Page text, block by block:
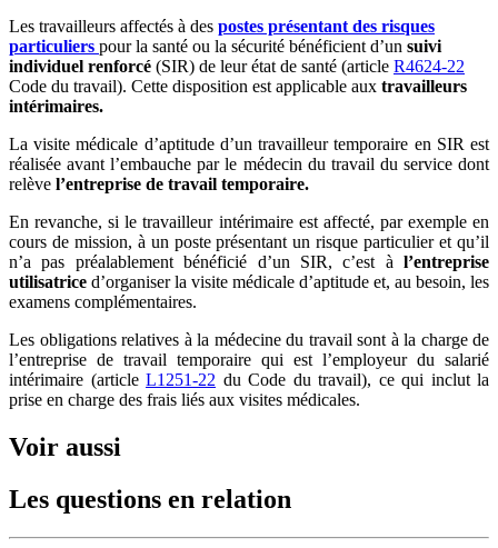
Les travailleurs affectés à des postes présentant des risques
particuliers pour la santé ou la sécurité bénéficient d’un suivi
individuel renforcé (SIR) de leur état de santé (article R4624-22
Code du travail). Cette disposition est applicable aux travailleurs
intérimaires.
La visite médicale d’aptitude d’un travailleur temporaire en SIR est
réalisée avant l’embauche par le médecin du travail du service dont
relève l’entreprise de travail temporaire.
En revanche, si le travailleur intérimaire est affecté, par exemple en
cours de mission, à un poste présentant un risque particulier et qu’il
n’a pas préalablement bénéficié d’un SIR, c’est à l’entreprise
utilisatrice d’organiser la visite médicale d’aptitude et, au besoin, les
examens complémentaires.
Les obligations relatives à la médecine du travail sont à la charge de
l’entreprise de travail temporaire qui est l’employeur du salarié
intérimaire (article L1251-22 du Code du travail), ce qui inclut la
prise en charge des frais liés aux visites médicales.
Voir aussi
Les questions en relation